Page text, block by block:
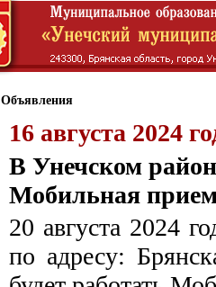
Объявления
16 августа 2024
В Унечском
Мобильная
20 августа 2024
по адресу: